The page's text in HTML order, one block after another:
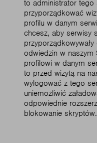
to administrator tego
przyporządkować
profilu w danym
chcesz, aby serwisy
odwiedzin w naszym
profilowi w danym
to przed wizytą na
wylogować z tego
uniemożliwić
odpowiednie
blokowanie skryptów.